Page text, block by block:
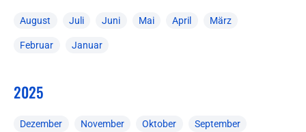
August Juli Juni Mai April März
Februar Januar
2025
Dezember November Oktober September